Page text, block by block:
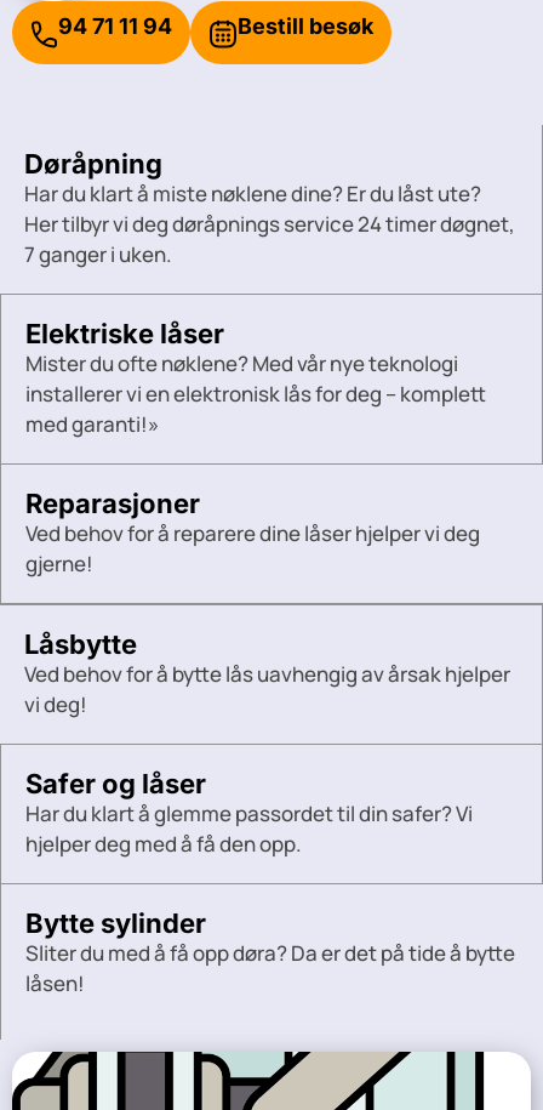
94 71 11 94 Bestill besøk
Døråpning
Har du klart å miste nøklene dine? Er du låst ute?
Her tilbyr vi deg døråpnings service 24 timer døgnet,
7 ganger i uken.
Elektriske låser
Mister du ofte nøklene? Med vår nye teknologi
installerer vi en elektronisk lås for deg – komplett
med garanti!»
Reparasjoner
Ved behov for å reparere dine låser hjelper vi deg
gjerne!
Låsbytte
Ved behov for å bytte lås uavhengig av årsak hjelper
vi deg!
Safer og låser
Har du klart å glemme passordet til din safer? Vi
hjelper deg med å få den opp.
Bytte sylinder
Sliter du med å få opp døra? Da er det på tide å bytte
låsen!